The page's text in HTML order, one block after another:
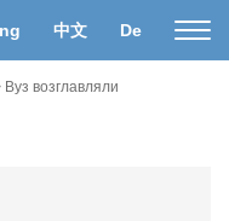
中文 De
Вуз возглавляли